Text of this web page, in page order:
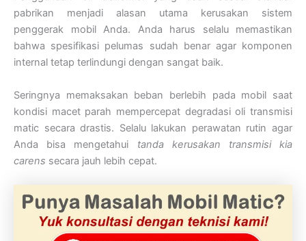
pabrikan menjadi alasan utama kerusakan sistem
penggerak mobil Anda. Anda harus selalu memastikan
bahwa spesifikasi pelumas sudah benar agar komponen
internal tetap terlindungi dengan sangat baik.
Seringnya memaksakan beban berlebih pada mobil saat
kondisi macet parah mempercepat degradasi oli transmisi
matic secara drastis. Selalu lakukan perawatan rutin agar
Anda bisa mengetahui tanda kerusakan transmisi kia
carens secara jauh lebih cepat.